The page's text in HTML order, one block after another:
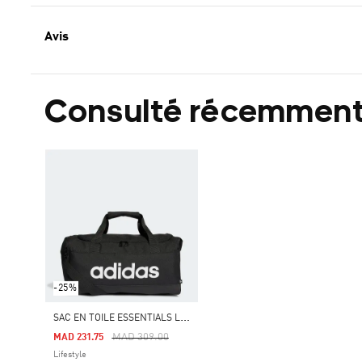
Avis
Consulté
-25%
S
AC EN TOILE ESSENTIALS LOGO XS
Price Reduced From
MAD 309.00To
MAD 231.75
Lifestyle